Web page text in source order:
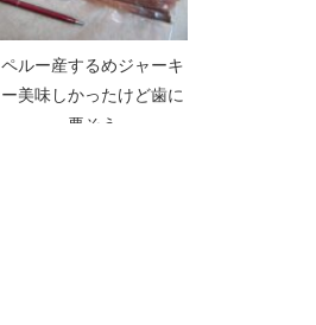
ペルー産するめジャーキ
ー美味しかったけど歯に
悪そう